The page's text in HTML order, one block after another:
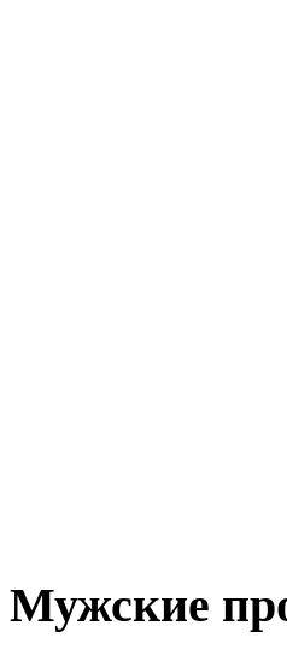
Мужские